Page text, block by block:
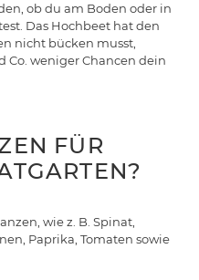
ob du am Boden oder in
Das Hochbeet hat den
nicht bücken musst,
Co. weniger Chancen dein
FÜR
wie z. B. Spinat,
Paprika, Tomaten sowie